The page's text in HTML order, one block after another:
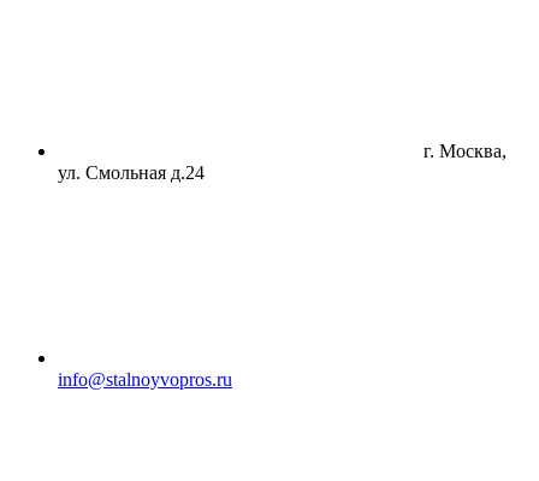
г. Москва,
ул. Смольная д.24
info@stalnoyvopros.ru